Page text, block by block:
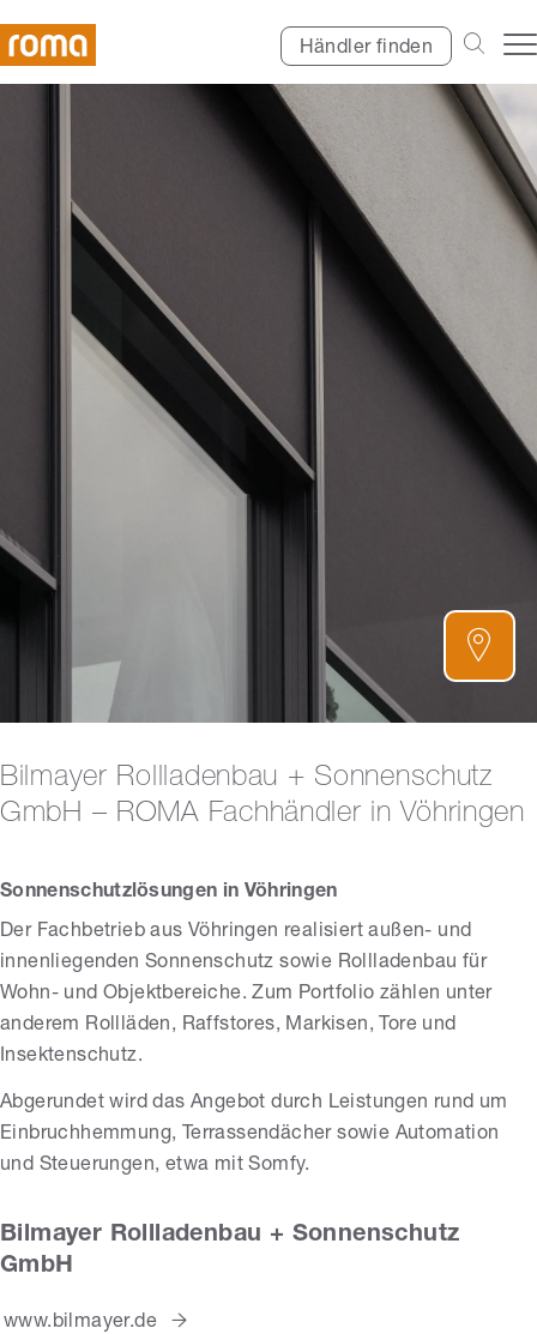
Händler finden
Bilmayer Rollladenbau + Sonnenschutz
GmbH – ROMA Fachhändler in Vöhringen
Sonnenschutzlösungen in Vöhringen
Der Fachbetrieb aus Vöhringen realisiert außen- und
innenliegenden Sonnenschutz sowie Rollladenbau für
Wohn- und Objektbereiche. Zum Portfolio zählen unter
anderem Rollläden, Raffstores, Markisen, Tore und
Insektenschutz.
Abgerundet wird das Angebot durch Leistungen rund um
Einbruchhemmung, Terrassendächer sowie Automation
und Steuerungen, etwa mit Somfy.
Bilmayer Rollladenbau + Sonnenschutz
GmbH
www.bilmayer.de